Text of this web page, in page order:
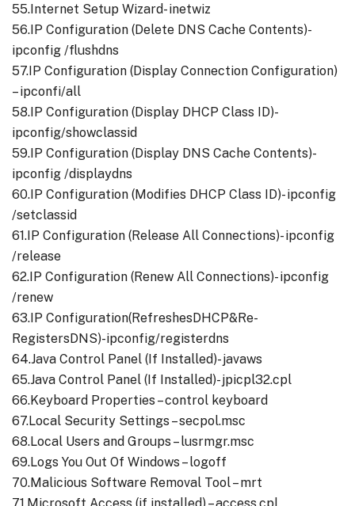
55.Internet Setup Wizard- inetwiz
56.IP Configuration (Delete DNS Cache Contents)-
ipconfig /flushdns
57.IP Configuration (Display Connection Configuration)
– ipconfi/all
58.IP Configuration (Display DHCP Class ID)-
ipconfig/showclassid
59.IP Configuration (Display DNS Cache Contents)-
ipconfig /displaydns
60.IP Configuration (Modifies DHCP Class ID)- ipconfig
/setclassid
61.IP Configuration (Release All Connections)- ipconfig
/release
62.IP Configuration (Renew All Connections)- ipconfig
/renew
63.IP Configuration(RefreshesDHCP&Re-
RegistersDNS)-ipconfig/registerdns
64.Java Control Panel (If Installed)- javaws
65.Java Control Panel (If Installed)- jpicpl32.cpl
66.Keyboard Properties – control keyboard
67.Local Security Settings – secpol.msc
68.Local Users and Groups – lusrmgr.msc
69.Logs You Out Of Windows – logoff
70.Malicious Software Removal Tool – mrt